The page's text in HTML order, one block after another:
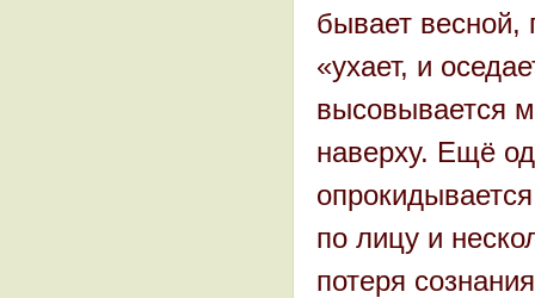
бывает весной,
«ухает, и
высовывается
наверху. Ещё
по лицу и
потеря